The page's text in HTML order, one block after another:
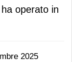
operato in
2025